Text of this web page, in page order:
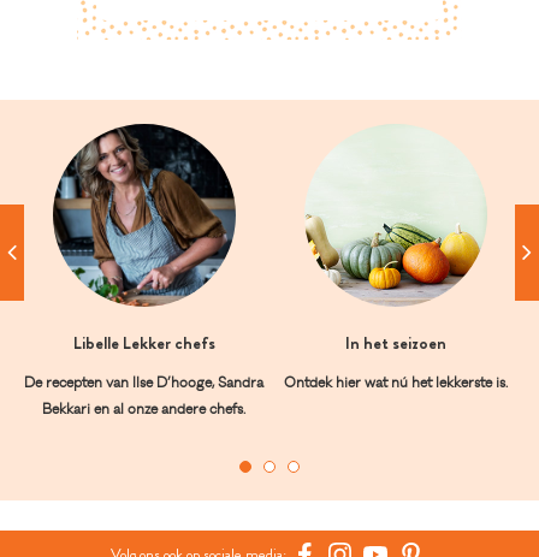
Libelle Lekker chefs
De recepten van Ilse D’hooge, Sandra
Bekkari en al onze andere chefs.
In het seizoen
Ontdek hier wat nú het lekkerste is.